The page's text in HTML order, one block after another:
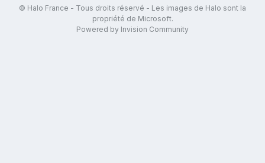
© Halo France - Tous droits réservé - Les images de Halo sont la
propriété de Microsoft.
Powered by Invision Community